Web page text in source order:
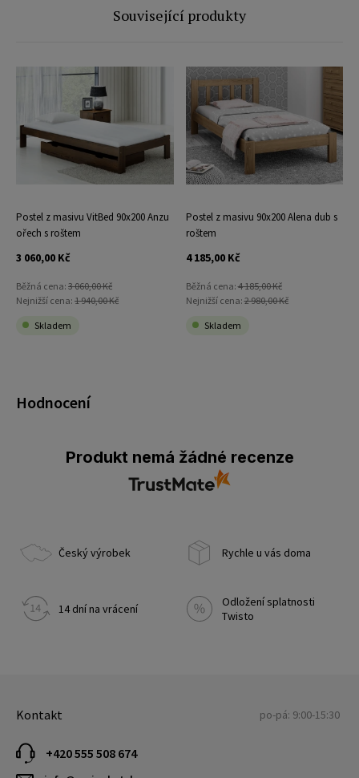
Hodnocení
Produkt nemá žádné recenze
Související produkty
Postel z masivu VitBed 90x200 Anzu
ořech s roštem
3 060,00 Kč
Běžná cena: 3 060,00 Kč
Nejnižší cena: 1 940,00 Kč
Skladem
Postel z masivu 90x200 Alena dub s
roštem
4 185,00 Kč
Běžná cena:4 185,00 Kč
Nejnižší cena:2 980,00 Kč
Skladem
Český výrobek Rychle u vás doma
14 dní na vrácení
Odložení splatnosti
Twisto
Kontakt po-pá: 9:00-15:30
+420 555 508 674